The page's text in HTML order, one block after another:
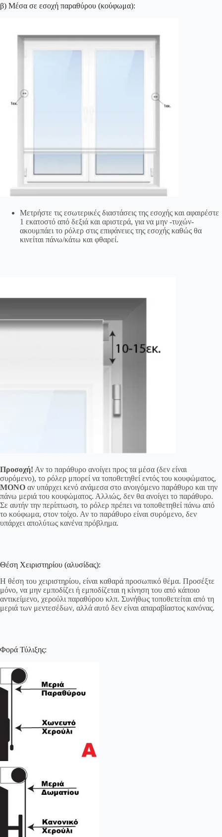
β) Μέσα σε εσοχή παραθύρου (κούφωμα):
Μετρήστε τις εσωτερικές διαστάσεις της εσοχής και αφαιρέστε
1 εκατοστό από δεξιά και αριστερά, για να μην -τυχών-
ακουμπάει το ρόλερ στις επιφάνειες της εσοχής καθώς θα
κινείται πάνω/κάτω και φθαρεί.
Προσοχή! Αν το παράθυρο ανοίγει προς τα μέσα (δεν είναι
συρόμενο), το ρόλερ μπορεί να τοποθετηθεί εντός του κουφώματος,
ΜΟΝΟ αν υπάρχει κενό ανάμεσα στο ανοιγόμενο παράθυρο και την
πάνω μεριά του κουφώματος. Αλλιώς, δεν θα ανοίγει το παράθυρο.
Σε αυτήν την περίπτωση, το ρόλερ πρέπει να τοποθετηθεί πάνω από
το κούφωμα, στον τοίχο. Αν το παράθυρο είναι συρόμενο, δεν
υπάρχει απολύτως κανένα πρόβλημα.
Θέση Χειριστηρίου (αλυσίδας):
Η θέση του χειριστηρίου, είναι καθαρά προσωπικό θέμα. Προσέξτε
μόνο, να μην εμποδίζει ή εμποδίζεται η κίνηση του από κάποιο
αντικείμενο, χερούλι παραθύρου κλπ. Συνήθως τοποθετείται από τη
μεριά των μεντεσέδων, αλλά αυτό δεν είναι απαραβίαστος κανόνας.
Φορά Τύλιξης: